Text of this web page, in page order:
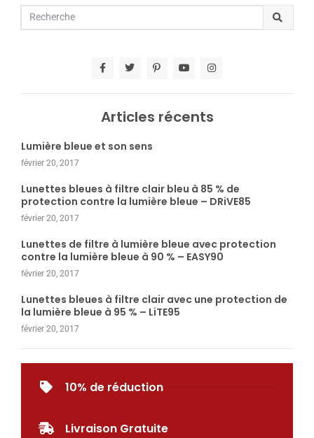
Articles récents
Lumière bleue et son sens
février 20, 2017
Lunettes bleues à filtre clair bleu à 85 % de
protection contre la lumière bleue – DRiVE85
février 20, 2017
Lunettes de filtre à lumière bleue avec protection
contre la lumière bleue à 90 % – EASY90
février 20, 2017
Lunettes bleues à filtre clair avec une protection de
la lumière bleue à 95 % – LiTE95
février 20, 2017
10% de réduction
Livraison Gratuite